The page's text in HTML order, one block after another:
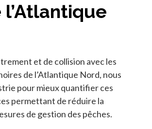
et de collision avec les
de l’Atlantique Nord, nous
pour mieux quantifier ces
permettant de réduire la
de gestion des pêches.